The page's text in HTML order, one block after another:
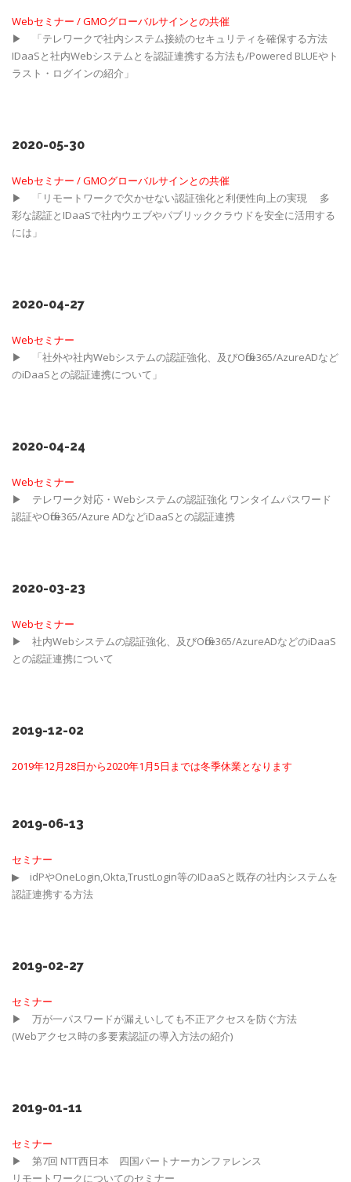
Webセミナー / GMOグローバルサインとの共催
▶ 「テレワークで社内システム接続のセキュリティを確保する方法
IDaaSと社内Webシステムとを認証連携する方法も/Powered BLUEやト
ラスト・ログインの紹介」
2020-05-30
Webセミナー / GMOグローバルサインとの共催
▶ 「リモートワークで欠かせない認証強化と利便性向上の実現 多
彩な認証とIDaaSで社内ウエブやパブリッククラウドを安全に活用する
には」
2020-04-27
Webセミナー
▶ 「社外や社内Webシステムの認証強化、及びOffice365/AzureADなど
のiDaaSとの認証連携について」
2020-04-24
Webセミナー
▶ テレワーク対応・Webシステムの認証強化 ワンタイムパスワード
認証やOffice365/Azure ADなどiDaaSとの認証連携
2020-03-23
Webセミナー
▶ 社内Webシステムの認証強化、及びOffice365/AzureADなどのiDaaS
との認証連携について
2019-12-02
2019年12月28日から2020年1月5日までは冬季休業となります
2019-06-13
セミナー
▶ idPやOneLogin,Okta,TrustLogin等のIDaaSと既存の社内システムを
認証連携する方法
2019-02-27
セミナー
▶ 万が一パスワードが漏えいしても不正アクセスを防ぐ方法
(Webアクセス時の多要素認証の導入方法の紹介)
2019-01-11
セミナー
▶ 第7回 NTT西日本 四国パートナーカンファレンス
リモートワークについてのセミナー